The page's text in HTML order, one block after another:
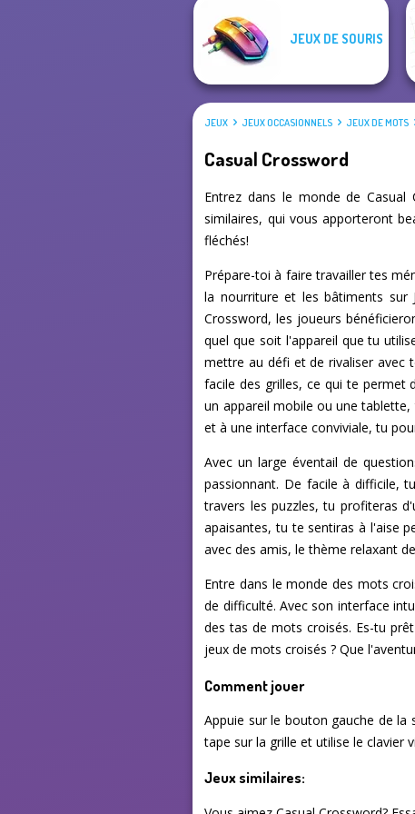
JEUX DE SOURIS
JEUX JEUX OCCASIONNELS JEUX DE MOTS
Casual Crossword
Entrez dans le monde de Casual
similaires, qui vous apporteront
fléchés!
Prépare-toi à faire travailler tes
la nourriture et les bâtiments sur
Crossword, les joueurs
quel que soit l'appareil que tu
mettre au défi et de rivaliser avec
facile des grilles, ce qui te permet
un appareil mobile ou une
et à une interface conviviale, tu
Avec un large éventail de
passionnant. De facile à difficile,
travers les puzzles, tu profiteras
apaisantes, tu te sentiras à l'aise
avec des amis, le thème relaxant
Entre dans le monde des mots
de difficulté. Avec son interface
des tas de mots croisés. Es-tu
jeux de mots croisés ? Que
Comment jouer
Appuie sur le bouton gauche de la
tape sur la grille et utilise le clavier
Jeux similaires: